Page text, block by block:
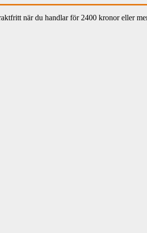
när du handlar för 2400 kronor eller